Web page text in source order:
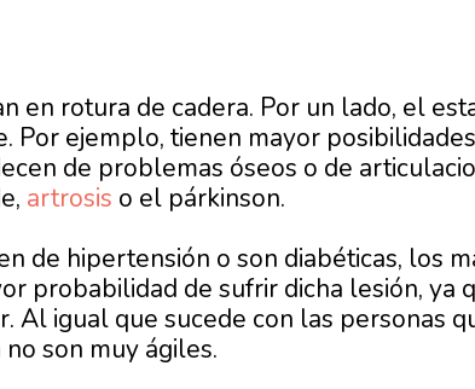
en rotura de cadera. Por un lado, el
Por ejemplo, tienen mayor
de problemas óseos o de
artrosis o el párkinson.
de hipertensión o son diabéticas, los
probabilidad de sufrir dicha lesión, ya
Al igual que sucede con las personas
son muy ágiles.